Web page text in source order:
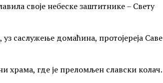
своје небеске заштитнике – Свету
саслужење домаћина, протојереја Саве
храма, где је преломљен славски колач.